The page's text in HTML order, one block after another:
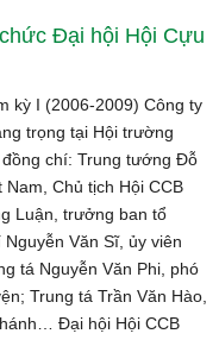
Đại hội Hội Cựu
kỳ I (2006-2009) Công ty
trọng tại Hội trường
chí: Trung tướng Đỗ
Chủ tịch Hội CCB
Luận, trưởng ban tổ
Văn Sĩ, ủy viên
tá Nguyễn Văn Phi, phó
Trung tá Trần Văn Hào,
Đại hội Hội CCB